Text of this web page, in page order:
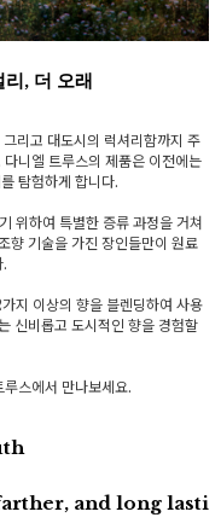
리, 더 오래
리고 대도시의 럭셔리함까지 주
니엘 트루스의 제품은 이전에는
탐험하게 합니다.
위하여 특별한 증류 과정을 거쳐
향 기술을 가진 장인들만이 원료
지 이상의 향을 블렌딩하여 사용
신비롭고 도시적인 향을 경험할
스에서 만나보세요.
and long lasti